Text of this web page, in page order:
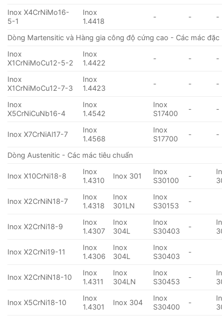
Inox X4CrNiMo16-
5-1
Inox
1.4418
- - -
Dòng Martensitic và Hàng gia công độ cứng cao - Các mác đặc
Inox
X1CrNiMoCu12-5-2
Inox
1.4422
- - -
Inox
X1CrNiMoCu12-7-3
Inox
1.4423
- - -
Inox
X5CrNiCuNb16-4
Inox
1.4542
Inox
S17400
- -
Inox X7CrNiAl17-7
Inox
1.4568
Inox
S17700
- -
Dòng Austenitic - Các mác tiêu chuẩn
Inox X10CrNi18-8
Inox
1.4310
Inox 301
Inox
S30100
-
Inox X2CrNiN18-7
Inox
1.4318
Inox
301LN
Inox
S30153
-
Inox X2CrNi18-9
Inox
1.4307
Inox
304L
Inox
S30403
-
Inox X2CrNi19-11
Inox
1.4306
Inox
304L
Inox
S30403
-
Inox X2CrNiN18-10
Inox
1.4311
Inox
304LN
Inox
S30453
-
Inox X5CrNi18-10
Inox
1.4301
Inox 304
Inox
S30400
-